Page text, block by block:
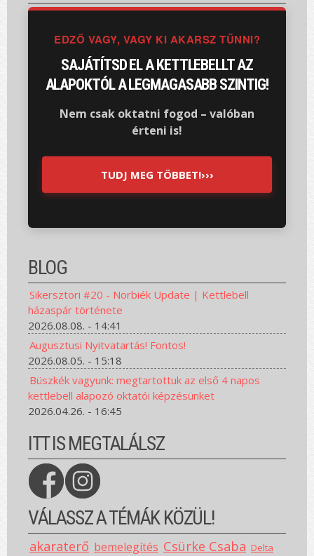
EDZŐ VAGY, VAGY KI AKARSZ TŰNNI?
SAJÁTÍTSD EL A KETTLEBELLT AZ
ALAPOKTÓL A LEGMAGASABB SZINTIG!
Nem csak oktatni fogod – valóban
érteni is!
TUDJ MEG TÖBBET!›››
BLOG
Sikersztori #20 - Norbiék Update | Kettlebell
házaspár története
2026.08.08. - 14:41
Augusztusi Nyitvatartás! Fontos!
2026.08.05. - 15:18
Büszkék vagyunk: megtartottuk az első 4 napos
kettlebell alapozó oktatói képzésünket
2026.04.26. - 16:45
ITT IS MEGTALÁLSZ
VÁLASSZ A TÉMÁK KÖZÜL!
akaraterő bemelegítés Csürke Csaba Delta